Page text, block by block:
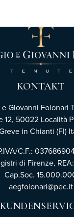
KONTAKT
Giovanni Folonari
12, 50022 Località
in Chianti (FI)
C.F.:
di Firenze,
Cap.Soc.
aegfolonari@pec.it